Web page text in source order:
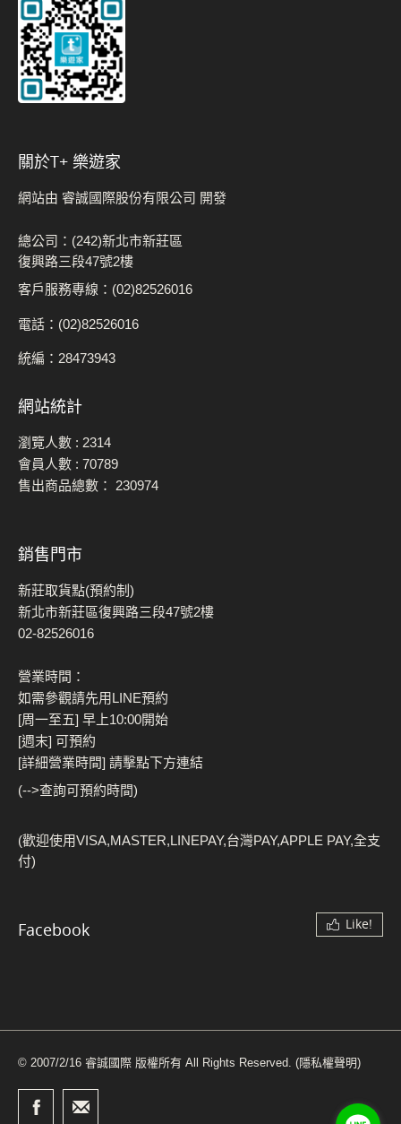
關於t+ 樂遊家
網站由 睿誠國際股份有限公司 開發
總公司：(242)新北市新莊區
復興路三段47號2樓
客戶服務專線：(02)82526016
電話：(02)82526016
統編：28473943
網站統計
瀏覽人數 : 2314
會員人數 : 70789
售出商品總數： 230974
銷售門市
新莊取貨點(預約制)
新北市新莊區復興路三段47號2樓
02-82526016
營業時間：
如需參觀請先用LINE預約
[周一至五] 早上10:00開始
[週末] 可預約
[詳細營業時間] 請擊點下方連結
(-->查詢可預約時間)
(歡迎使用VISA,MASTER,LINEPAY,台灣PAY,APPLE PAY,全支
付)
Facebook Like!
© 2007/2/16 睿誠國際 版權所有 All Rights Reserved. (隱私權聲明)